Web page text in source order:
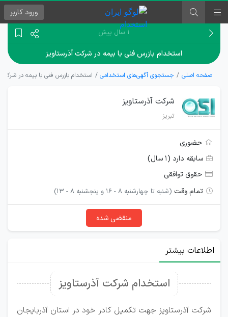
ورود کاربر
۱ سال پیش
استخدام بازرس فنی با بیمه در شرکت آذرستاویز
صفحه اصلی جستجوی آگهی‌های استخدامی استخدام بازرس فنی با بیمه در شرکت
شرکت آذرستاویز
تبریز
حضوری
سابقه دارد (۱ سال)
حقوق توافقی
تمام وقت (شنبه تا چهارشنبه 8 - 16 و پنجشنبه 8 - 13)
منقضی شده
اطلاعات بیشتر
استخدام شرکت آذرستاویز
شرکت آذرستاویز جهت تکمیل کادر خود در استان آذربایجان